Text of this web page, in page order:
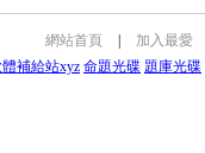
網站首頁
加入最愛
體補給站xyz 命題光碟 題庫光碟